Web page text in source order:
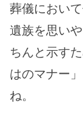
葬儀におい
遺族を思い
ちんと示す
はのマナー
ね。